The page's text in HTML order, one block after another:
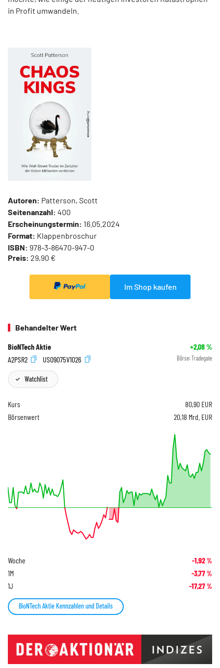
in Profit umwandeln.
Autoren: Patterson, Scott
Seitenanzahl: 400
Erscheinungstermin: 16.05.2024
Format: Klappenbroschur
ISBN: 978-3-86470-947-0
Preis: 29,90 €
Im Shop kaufen
Behandelter Wert
BioNTech Aktie +2,08%
A2PSR2
US09075V1026 Börse: Tradegate
Watchlist
Kurs 80,90 EUR
Börsenwert
20,18 Mrd. EUR
Woche -1,92%
1M -3,77%
1J -17,27%
BioNTech Aktie Kennzahlen und Details